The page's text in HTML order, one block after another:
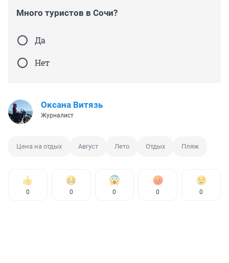
Много туристов в Сочи?
Да
Нет
Оксана Витязь
Журналист
Цена на отдых Август Лето Отдых Пляж
0 0 0 0 0